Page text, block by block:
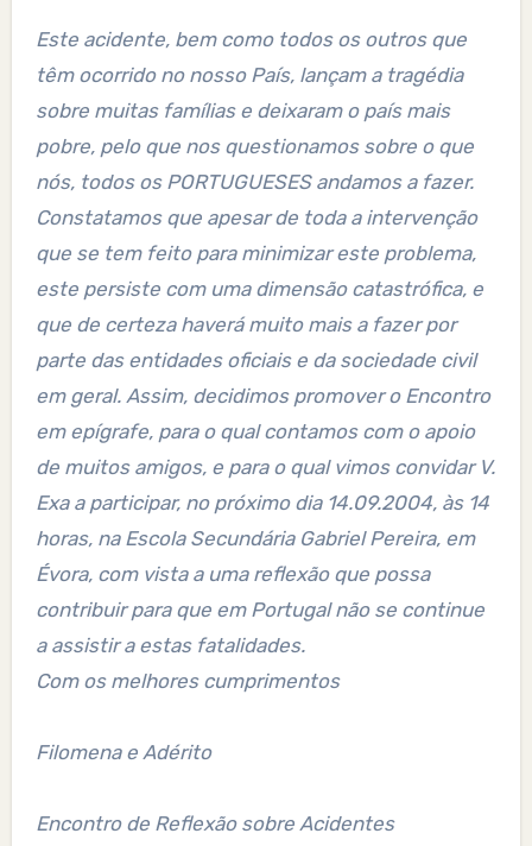
Este acidente, bem como todos os outros que
têm ocorrido no nosso País, lançam a tragédia
sobre muitas famílias e deixaram o país mais
pobre, pelo que nos questionamos sobre o que
nós, todos os PORTUGUESES andamos a fazer.
Constatamos que apesar de toda a intervenção
que se tem feito para minimizar este problema,
este persiste com uma dimensão catastrófica, e
que de certeza haverá muito mais a fazer por
parte das entidades oficiais e da sociedade civil
em geral. Assim, decidimos promover o Encontro
em epígrafe, para o qual contamos com o apoio
de muitos amigos, e para o qual vimos convidar V.
Exa a participar, no próximo dia 14.09.2004, às 14
horas, na Escola Secundária Gabriel Pereira, em
Évora, com vista a uma reflexão que possa
contribuir para que em Portugal não se continue
a assistir a estas fatalidades.
Com os melhores cumprimentos
Filomena e Adérito
Encontro de Reflexão sobre Acidentes